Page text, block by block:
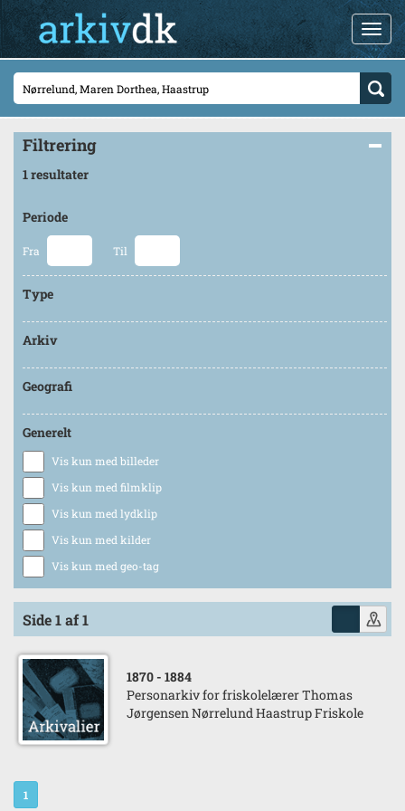
Filtrering
1 resultater
Periode
Fra Til
Type
Arkiv
Geografi
Generelt
Vis kun med billeder
Vis kun med filmklip
Vis kun med lydklip
Vis kun med kilder
Vis kun med geo-tag
Side 1 af 1
1870 - 1884
Personarkiv for friskolelærer Thomas
Jørgensen Nørrelund Haastrup Friskole
1